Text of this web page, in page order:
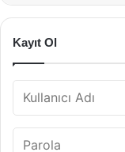
Kayıt Ol